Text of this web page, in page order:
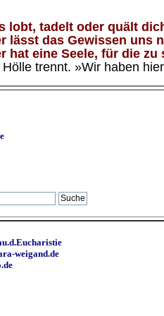
lobt, tadelt oder quält
lässt das Gewissen
eine Seele, für die
trennt. »Wir haben
weigand.de